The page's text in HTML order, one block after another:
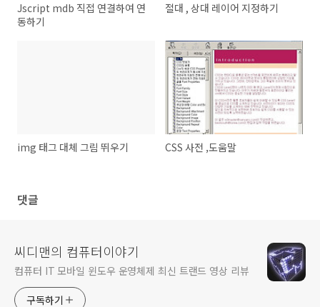
Jscript mdb 직접 연결하여 연
동하기
절대 , 상대 레이어 지정하기
img 태그 대체 그림 뛰우기 CSS 사전 ,도움말
댓글
씨디맨의 컴퓨터이야기
컴퓨터 IT 모바일 윈도우 운영체제 최신 트랜드 영상 리뷰
구독하기